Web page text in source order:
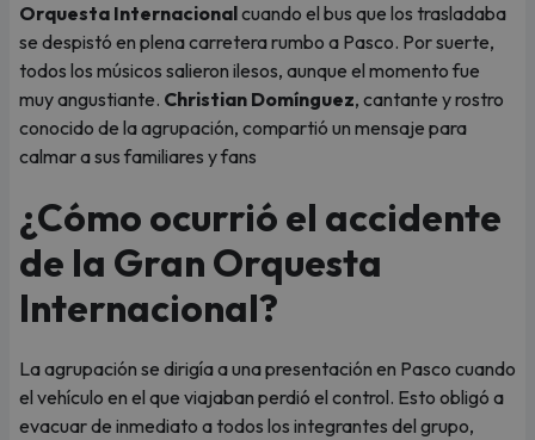
Orquesta Internacionalcuando el bus que los trasladaba
se despistó en plena carretera rumbo a Pasco. Por suerte,
todos los músicos salieron ilesos, aunque el momento fue
muy angustiante. Christian Domínguez, cantante y rostro
conocido de la agrupación, compartió un mensaje para
calmar a sus familiares y fans
¿Cómo ocurrió el accidente
de la Gran Orquesta
Internacional?
La agrupación se dirigía a una presentación en Pasco cuando
el vehículo en el que viajaban perdió el control. Esto obligó a
evacuar de inmediato a todos los integrantes del grupo,